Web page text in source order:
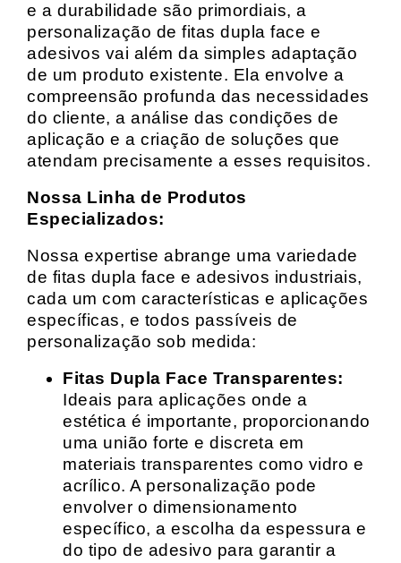
e a durabilidade são primordiais, a
personalização de fitas dupla face e
adesivos vai além da simples adaptação
de um produto existente. Ela envolve a
compreensão profunda das necessidades
do cliente, a análise das condições de
aplicação e a criação de soluções que
atendam precisamente a esses requisitos.
Nossa Linha de Produtos
Especializados:
Nossa expertise abrange uma variedade
de fitas dupla face e adesivos industriais,
cada um com características e aplicações
específicas, e todos passíveis de
personalização sob medida:
Fitas Dupla Face Transparentes:
Ideais para aplicações onde a
estética é importante, proporcionando
uma união forte e discreta em
materiais transparentes como vidro e
acrílico. A personalização pode
envolver o dimensionamento
específico, a escolha da espessura e
do tipo de adesivo para garantir a